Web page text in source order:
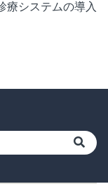
療システムの導入
検索